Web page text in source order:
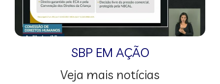
SBP EM AÇÃO
Veja mais notícias